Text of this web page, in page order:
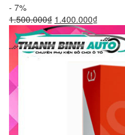
- 7%
1.500.000₫ Giá
gốc
là:
1.500.000₫.
1.400.000₫Giá
hiện
tại
là: